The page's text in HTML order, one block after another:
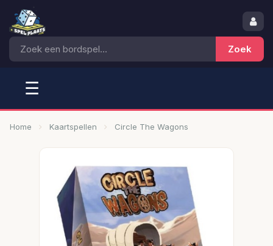
☰
Home Kaartspellen Circle The Wagons